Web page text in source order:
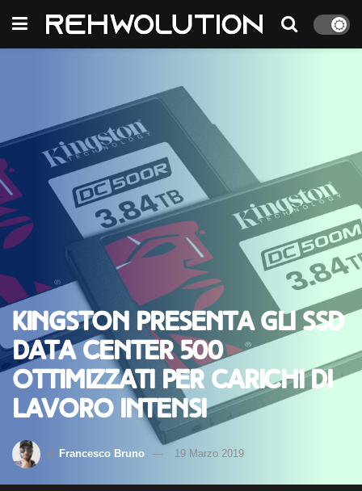
Kingston presenta gli SSD
Data Center 500
ottimizzati per carichi di
lavoro intensi
di Francesco Bruno 19 Marzo 2019